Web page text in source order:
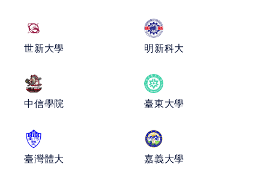
網站使用條款
教育部體育署
世新大學 明新科大
中信學院 臺東大學
臺灣體大 嘉義大學